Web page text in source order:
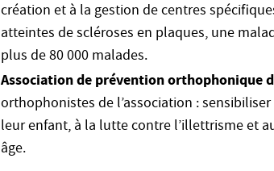
création et à la gestion de centres
atteintes de scléroses en plaques, une
plus de 80 000 malades.
Association de prévention orthophonique
orthophonistes de l’association :
leur enfant, à la lutte contre l’illettrisme et
âge.